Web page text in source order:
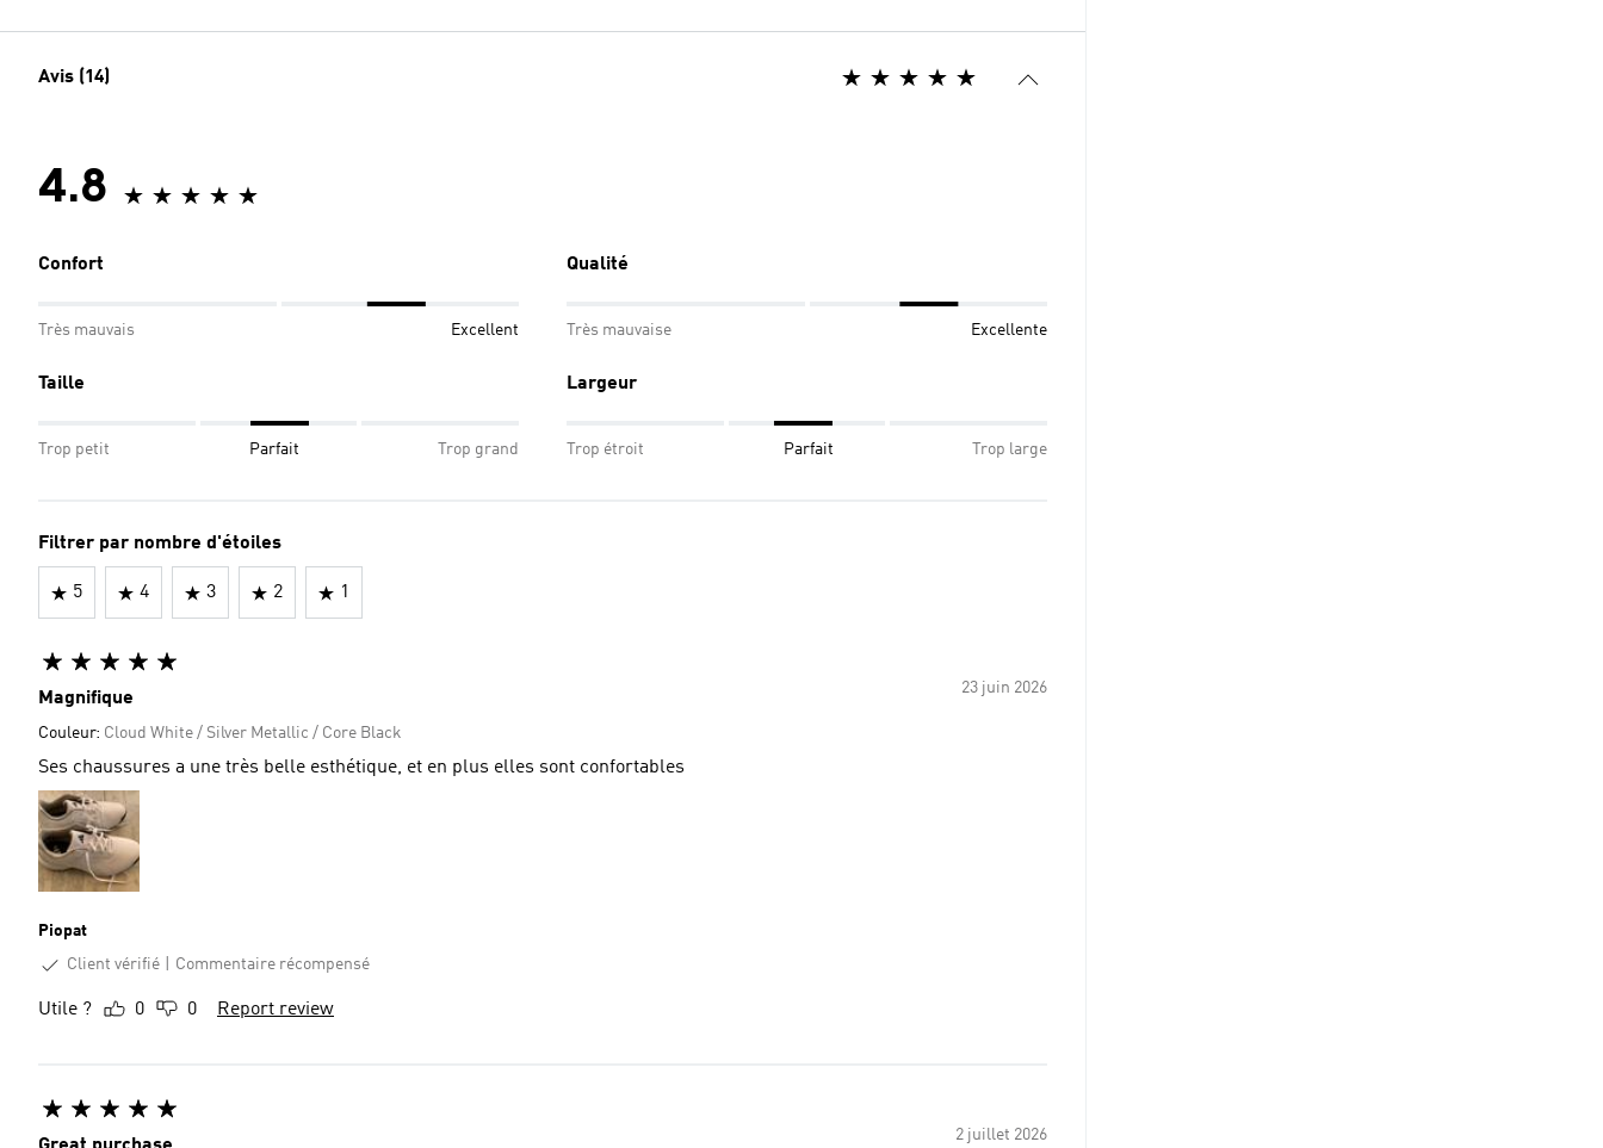
Avis (14)
4.8
Confort
Très mauvais Excellent
Qualité
Très mauvaise Excellente
Taille
Trop petit Parfait Trop grand
Largeur
Trop étroit Parfait Trop large
Filtrer par nombre d'étoiles
5 4 3 2 1
23 juin 2026
Magnifique
Couleur: Cloud White / Silver Metallic / Core Black
Ses chaussures a une très belle esthétique, et en plus elles sont confortables
Piopat
Client vérifié
Commentaire récompensé
Utile ? 0 0 Report review
2 juillet 2026